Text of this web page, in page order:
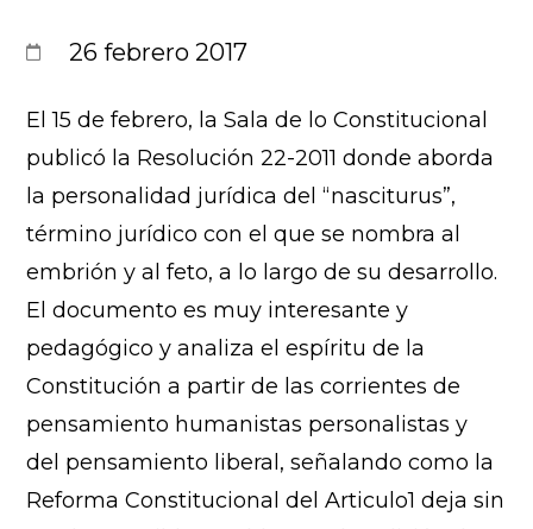
26 febrero 2017
El 15 de febrero, la Sala de lo Constitucional
publicó la Resolución 22-2011 donde aborda
la personalidad jurídica del “nasciturus”,
término jurídico con el que se nombra al
embrión y al feto, a lo largo de su desarrollo.
El documento es muy interesante y
pedagógico y analiza el espíritu de la
Constitución a partir de las corrientes de
pensamiento humanistas personalistas y
del pensamiento liberal, señalando como la
Reforma Constitucional del Articulo1 deja sin